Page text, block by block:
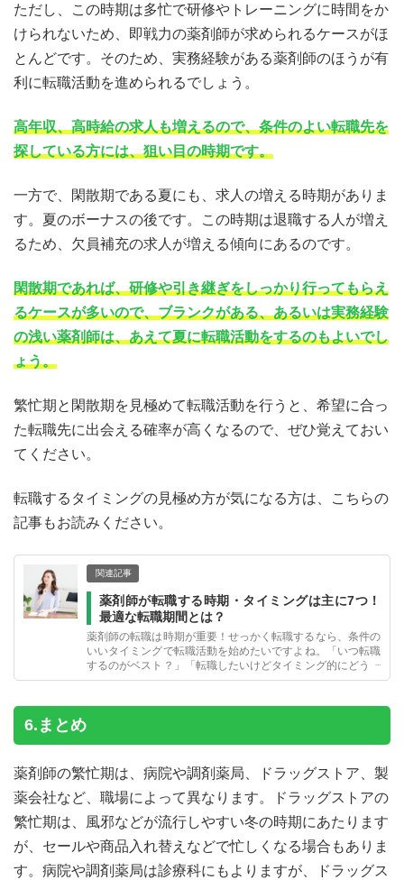
ただし、この時期は多忙で研修やトレーニングに時間をか
けられないため、即戦力の薬剤師が求められるケースがほ
とんどです。そのため、実務経験がある薬剤師のほうが有
利に転職活動を進められるでしょう。
高年収、高時給の求人も増えるので、条件のよい転職先を
探している方には、狙い目の時期です。
一方で、閑散期である夏にも、求人の増える時期がありま
す。夏のボーナスの後です。この時期は退職する人が増え
るため、欠員補充の求人が増える傾向にあるのです。
閑散期であれば、研修や引き継ぎをしっかり行ってもらえ
るケースが多いので、ブランクがある、あるいは実務経験
の浅い薬剤師は、あえて夏に転職活動をするのもよいでし
ょう。
繁忙期と閑散期を見極めて転職活動を行うと、希望に合っ
た転職先に出会える確率が高くなるので、ぜひ覚えておい
てください。
転職するタイミングの見極め方が気になる方は、こちらの
記事もお読みください。
関連記事
薬剤師が転職する時期・タイミングは主に7つ！
最適な転職期間とは？
薬剤師の転職は時期が重要！せっかく転職するなら、条件の
いいタイミングで転職活動を始めたいですよね。「いつ転職
するのがベスト？」「転職したいけどタイミング的にどうだ
ろう？」と悩んでいるあなたへ、7つのタイミングと転職活
6.まとめ
薬剤師の繁忙期は、病院や調剤薬局、ドラッグストア、製
薬会社など、職場によって異なります。ドラッグストアの
繁忙期は、風邪などが流行しやすい冬の時期にあたります
が、セールや商品入れ替えなどで忙しくなる場合もありま
す。病院や調剤薬局は診療科にもよりますが、ドラッグス